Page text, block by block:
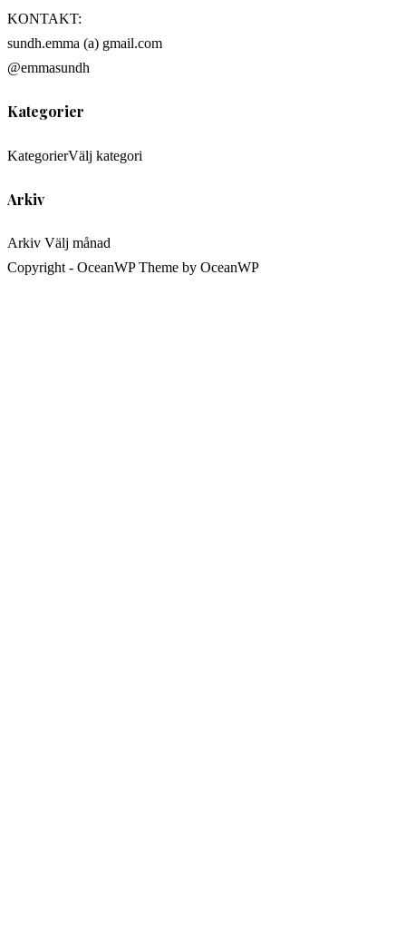
KONTAKT:
sundh.emma (a) gmail.com
@emmasundh
Kategorier
KategorierVälj kategori
Arkiv
Arkiv Välj månad
Copyright - OceanWP Theme by OceanWP